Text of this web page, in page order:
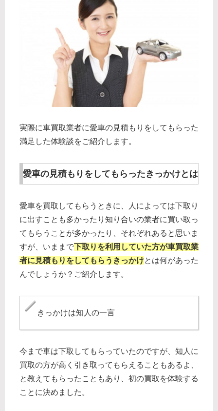
実際に車買取業者に愛車の見積もりをしてもらった
満足した体験談をご紹介します。
愛車の見積もりをしてもらったきっかけとは
愛車を買取してもらうときに、人によっては下取り
に出すことも多かったり知り合いの業者に買い取っ
てもらうことが多かったり、それぞれあると思いま
すが、いままで下取りを利用していた方が車買取業
者に見積もりをしてもらうきっかけとは何があった
んでしょうか？ご紹介します。
きっかけは知人の一言
今まで車は下取してもらっていたのですが、知人に
買取の方が高く引き取ってもらえることもあるよ、
と教えてもらったこともあり、初の買取を体験する
ことに決めました。